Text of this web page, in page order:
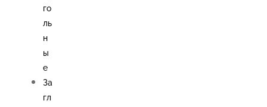
го
ль
н
ы
е
За
гл